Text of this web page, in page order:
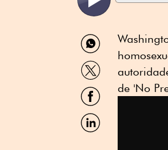
Compartir
por
WhatsApp
Compartir
por
Twitter
Compartir
por
Facebook
Compartir
por
de 'No